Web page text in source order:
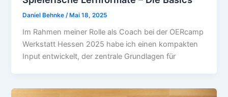
Daniel Behnke/ Mai 18, 2025
Im Rahmen meiner Rolle als Coach bei der OERcamp
Werkstatt Hessen 2025 habe ich einen kompakten
Input entwickelt, der zentrale Grundlagen für